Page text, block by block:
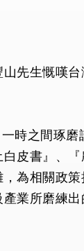
先生慨嘆
時之間琢磨
皮書』、
為相關政
業所磨練出